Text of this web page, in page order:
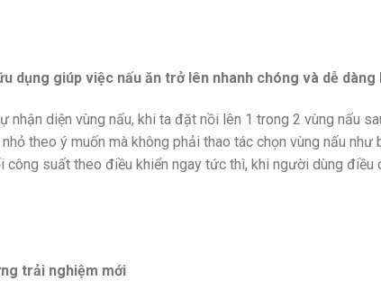
dụng giúp việc nấu ăn trở lên nhanh chóng và dễ dàng
diện vùng nấu, khi ta đặt nồi lên 1 trong 2 vùng nấu
theo ý muốn mà không phải thao tác chọn vùng nấu như
suất theo điều khiển ngay tức thì, khi người dùng
trải nghiệm mới